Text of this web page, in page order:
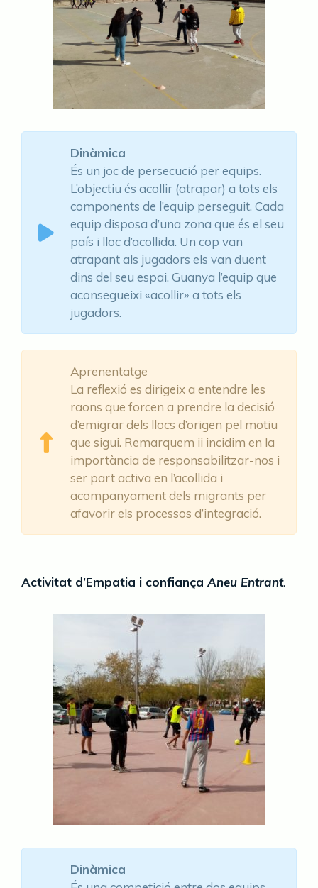
Dinàmica
És un joc de persecució per equips.
L’objectiu és acollir (atrapar) a tots els
components de l’equip perseguit. Cada
equip disposa d’una zona que és el seu
país i lloc d’acollida. Un cop van
atrapant als jugadors els van duent
dins del seu espai. Guanya l’equip que
aconsegueixi «acollir» a tots els
jugadors.
Aprenentatge
La reflexió es dirigeix a entendre les
raons que forcen a prendre la decisió
d’emigrar dels llocs d’origen pel motiu
que sigui. Remarquem ii incidim en la
importància de responsabilitzar-nos i
ser part activa en l’acollida i
acompanyament dels migrants per
afavorir els processos d’integració.
Activitat d’Empatia i confiança Aneu Entrant.
Dinàmica